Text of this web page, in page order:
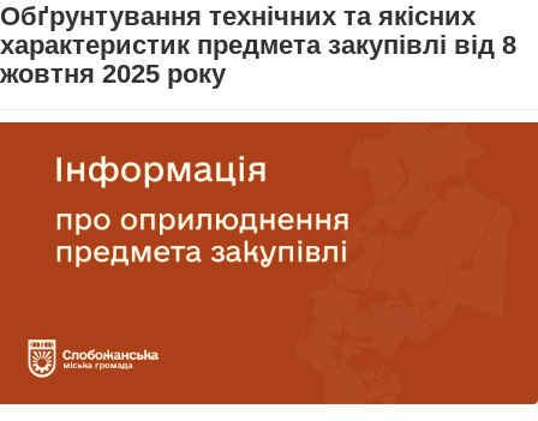
Обґрунтування технічних та якісних
характеристик предмета закупівлі від 8
жовтня 2025 року